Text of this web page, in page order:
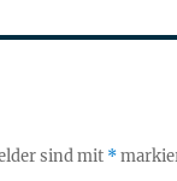
sind mit *